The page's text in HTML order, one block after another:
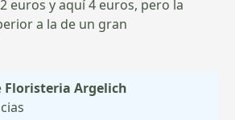
euros y aquí 4 euros, pero la
a la de un gran
Floristeria Argelich